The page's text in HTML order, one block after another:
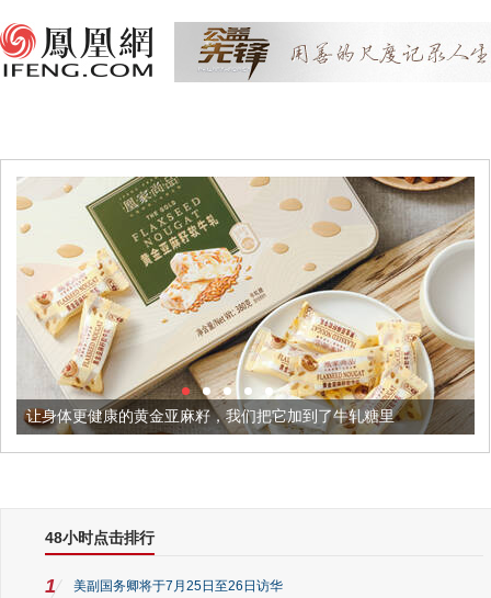
黄金亚麻籽，我们把它加到了牛轧糖里 被列入佛家七宝的
48小时点击排行
1 美副国务卿将于7月25日至26日访华